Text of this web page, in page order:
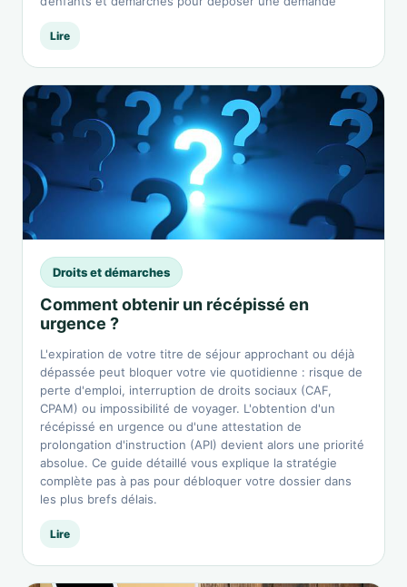
Lire
Droits et démarches
Comment obtenir un récépissé en
urgence ?
L'expiration de votre titre de séjour approchant ou déjà
dépassée peut bloquer votre vie quotidienne : risque de
perte d'emploi, interruption de droits sociaux (CAF,
CPAM) ou impossibilité de voyager. L'obtention d'un
récépissé en urgence ou d'une attestation de
prolongation d'instruction (API) devient alors une priorité
absolue. Ce guide détaillé vous explique la stratégie
complète pas à pas pour débloquer votre dossier dans
les plus brefs délais.
Lire